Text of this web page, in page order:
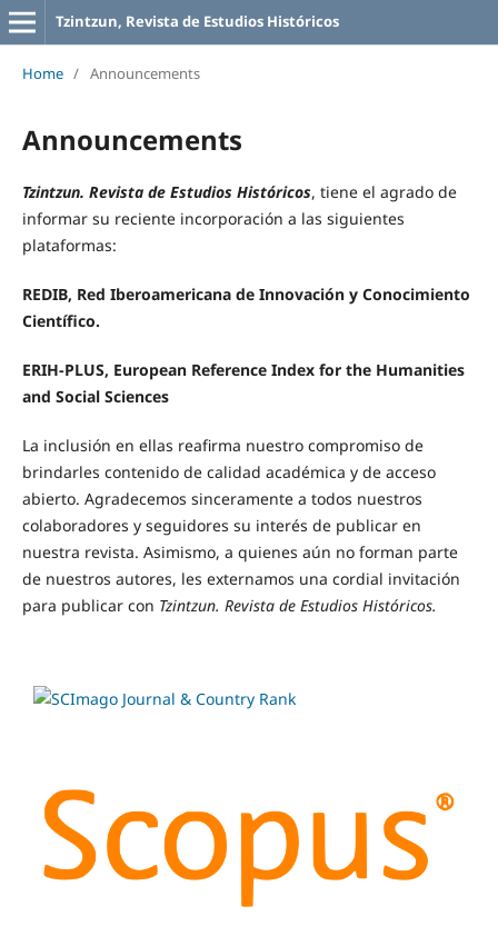
Tzintzun, Revista de Estudios Históricos
Home / Announcements
Announcements
Tzintzun. Revista de Estudios Históricos, tiene el agrado de
informar su reciente incorporación a las siguientes
plataformas:
REDIB, Red Iberoamericana de Innovación y Conocimiento
Científico.
ERIH-PLUS, European Reference Index for the Humanities
and Social Sciences
La inclusión en ellas reafirma nuestro compromiso de
brindarles contenido de calidad académica y de acceso
abierto. Agradecemos sinceramente a todos nuestros
colaboradores y seguidores su interés de publicar en
nuestra revista. Asimismo, a quienes aún no forman parte
de nuestros autores, les externamos una cordial invitación
para publicar con Tzintzun. Revista de Estudios Históricos.